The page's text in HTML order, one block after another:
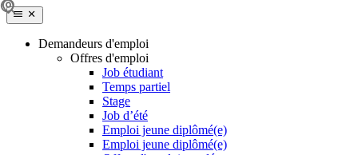
Demandeurs d'emploi
Offres d'emploi
Job étudiant
Temps partiel
Stage
Job d’été
Emploi jeune diplômé(e)
Emploi jeune diplômé(e)